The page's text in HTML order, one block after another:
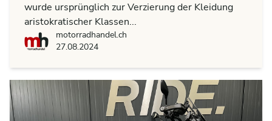
wurde ursprünglich zur Verzierung der Kleidung
aristokratischer Klassen...
motorradhandel.ch
motorradhandel.ch
27.08.2024